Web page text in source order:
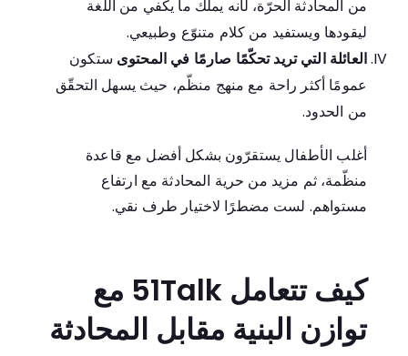
من المحادثة الحرّة، لأنه يملك ما يكفي من اللغة
ليقودها ويستفيد من كلام متنوّع وطبيعي.
العائلة التي تريد تحكّمًا صارمًا في المحتوى ستكون
عمومًا أكثر راحة مع منهج منظّم، حيث يسهل التحقّق
من الحدود.
أغلب الأطفال يستقرّون بشكل أفضل مع قاعدة
منظّمة، ثم مزيد من حرية المحادثة مع ارتفاع
مستواهم. لست مضطرًا لاختيار طرف نقي.
كيف تتعامل 51Talk مع
توازن البنية مقابل المحادثة